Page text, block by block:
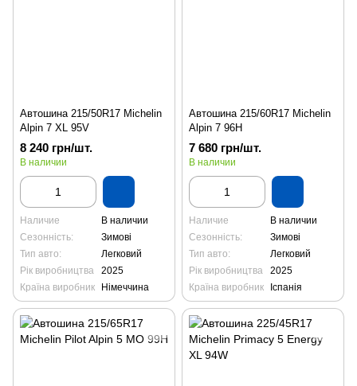
Автошина 215/50R17 Michelin
Alpin 7 XL 95V
8 240 грн/шт.
В наличии
Наличие
В наличии
Сезонність:
Зимові
Тип авто:
Легковий
Рік виробництва
2025
Країна виробник
Німеччина
Автошина 215/60R17 Michelin
Alpin 7 96H
7 680 грн/шт.
В наличии
Наличие
В наличии
Сезонність:
Зимові
Тип авто:
Легковий
Рік виробництва
2025
Країна виробник
Іспанія